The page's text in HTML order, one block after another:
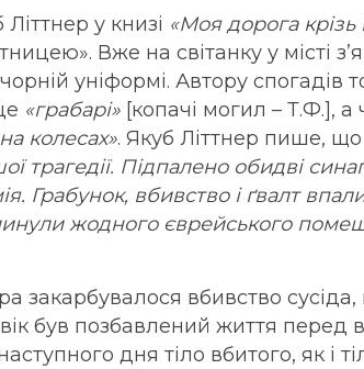
у книзі «Моя дорога крізь
Вже на світанку у місті
уніформі. Автору спогадів
«грабарі»[копачі могил – Т.Ф.], а
колесах». Якуб Літтнер пише,
трагедії. Підпалено обидві
Грабунок, вбивство і ґвалт
жодного єврейського
закарбувалося вбивство
був позбавлений життя перед
дня тіло вбитого, як і